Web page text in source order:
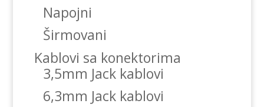
Napojni
Širmovani
Kablovi sa konektorima
3,5mm Jack kablovi
6,3mm Jack kablovi